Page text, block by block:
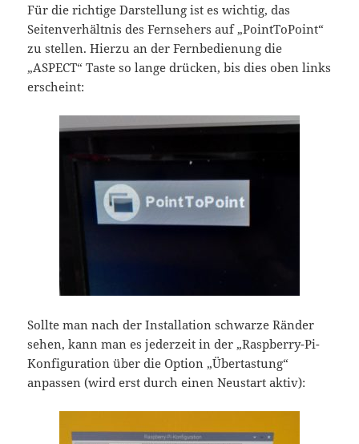
Für die richtige Darstellung ist es wichtig, das
Seitenverhältnis des Fernsehers auf „PointToPoint“
zu stellen. Hierzu an der Fernbedienung die
„ASPECT“ Taste so lange drücken, bis dies oben links
erscheint:
Sollte man nach der Installation schwarze Ränder
sehen, kann man es jederzeit in der „Raspberry-Pi-
Konfiguration über die Option „Übertastung“
anpassen (wird erst durch einen Neustart aktiv):